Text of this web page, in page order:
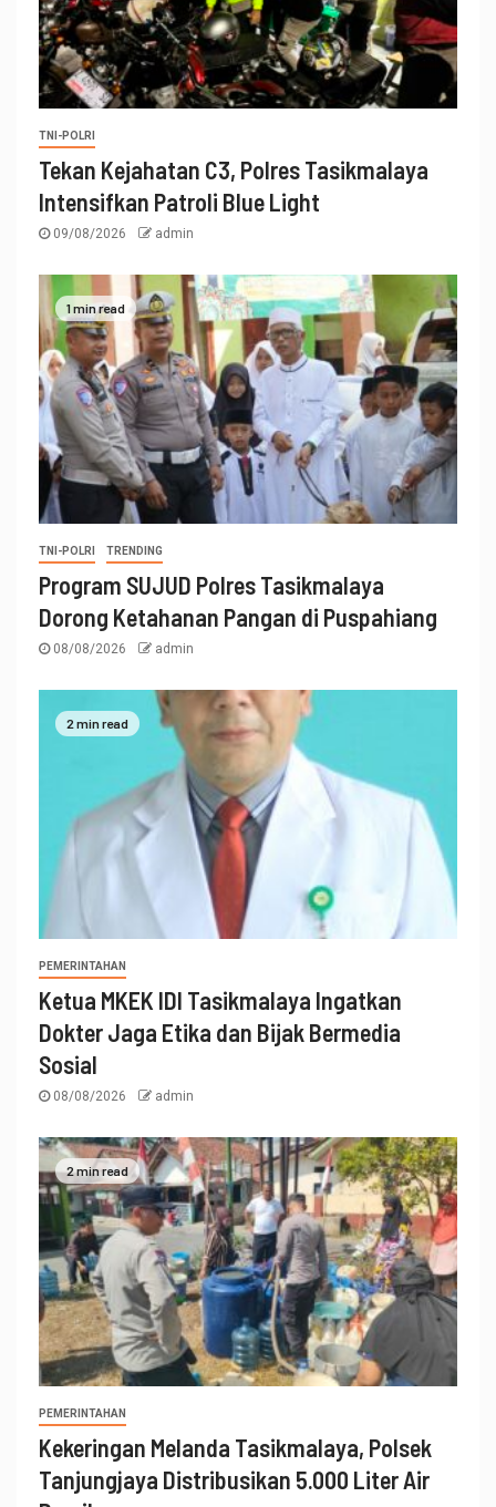
TNI-POLRI
Tekan Kejahatan C3, Polres Tasikmalaya
Intensifkan Patroli Blue Light
09/08/2026 admin
1 min read
TNI-POLRI TRENDING
Program SUJUD Polres Tasikmalaya
Dorong Ketahanan Pangan di Puspahiang
08/08/2026 admin
2 min read
PEMERINTAHAN
Ketua MKEK IDI Tasikmalaya Ingatkan
Dokter Jaga Etika dan Bijak Bermedia
Sosial
08/08/2026 admin
2 min read
PEMERINTAHAN
Kekeringan Melanda Tasikmalaya, Polsek
Tanjungjaya Distribusikan 5.000 Liter Air